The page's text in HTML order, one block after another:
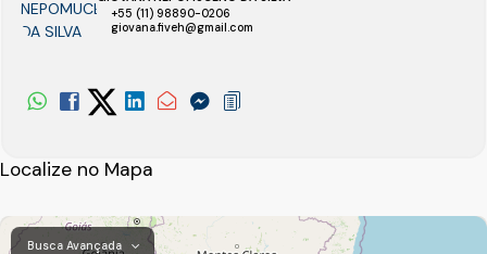
+55 (11) 98890-0206
giovana.fiveh@gmail.com
Localize no Mapa
Busca Avançada